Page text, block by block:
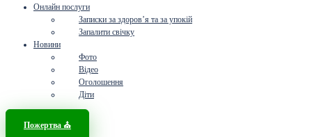
Онлайн послуги
Записки за здоров’я та за упокій
Запалити свічку
Новини
Фото
Відео
Оголошення
Діти
Пожертва ⛪️